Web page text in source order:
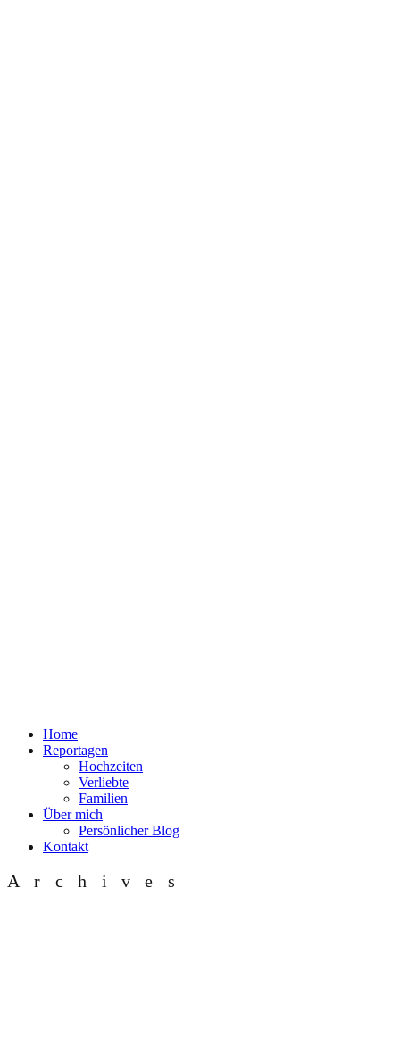
Home
Reportagen
Hochzeiten
Verliebte
Familien
Über mich
Persönlicher Blog
Kontakt
Archives